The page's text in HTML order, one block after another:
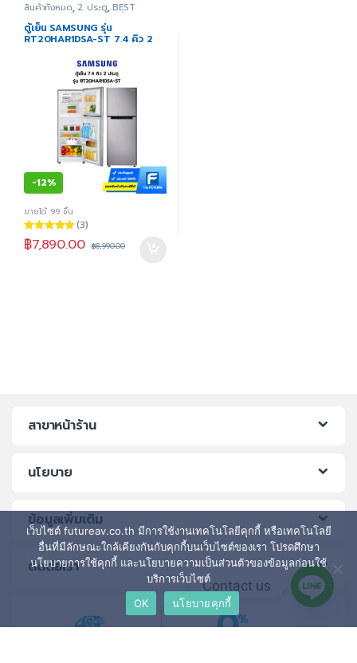
5
สินค้าทั้งหมด, 2 ประตู,BEST
Clearance Sale 2022
Home Appliance Fair
รับหน้าร้อน HA Super Summer
Sale,ตู้เย็น,สินค้าขายดี,เครื่องใช้
โปรเครื่องใช้ไฟฟ้าในบ้านลดราคาล่าสุด
ตู้เย็น SAMSUNG รุ่น
RT20HAR1DSA-ST 7.4 คิว 2
-12%
ขายได้ 99 ชิ้น
ให้คะแนน
5.00ตั้งแต่ 1-
(3)
฿7,890.00 ฿8,990.00
สาขาหน้าร้าน
นโยบาย
ข้อมูลเพิ่มเติม
ติดต่อเรา
เว็บไซต์ futureav.co.th มีการใช้งานเทคโนโลยีคุกกี้ หรือเทคโนโลยี
อื่นที่มีลักษณะใกล้เคียงกันกับคุกกี้บนเว็บไซต์ของเรา โปรดศึกษา
นโยบายการใช้คุกกี้ และนโยบายความเป็นส่วนตัวของข้อมูลก่อนใช้
บริการเว็บไซต์
OK
นโยบายคุกกี้
Contact us